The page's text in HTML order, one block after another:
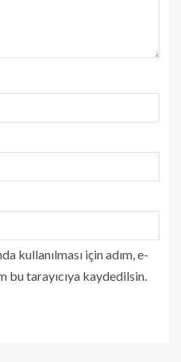
kullanılması için adım, e-
bu tarayıcıya kaydedilsin.